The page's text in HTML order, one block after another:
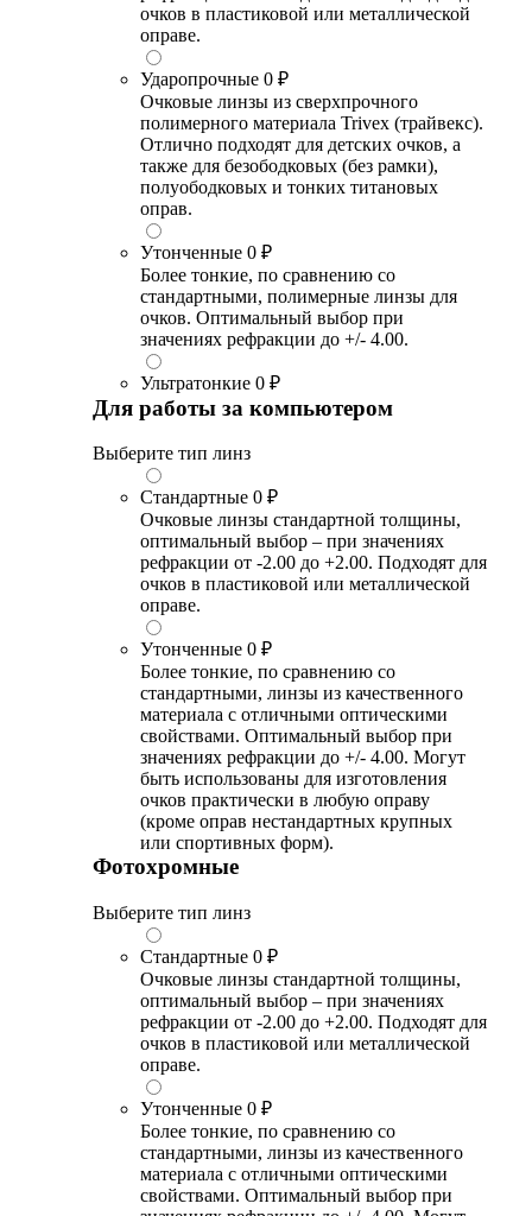
очков в пластиковой или металлической
оправе.
Ударопрочные 0 ₽
Очковые линзы из сверхпрочного
полимерного материала Trivex (трайвекс).
Отлично подходят для детских очков, а
также для безободковых (без рамки),
полуободковых и тонких титановых
оправ.
Утонченные 0 ₽
Более тонкие, по сравнению со
стандартными, полимерные линзы для
очков. Оптимальный выбор при
значениях рефракции до +/- 4.00.
Ультратонкие 0 ₽
Для работы за компьютером
Выберите тип линз
Стандартные 0 ₽
Очковые линзы стандартной толщины,
оптимальный выбор – при значениях
рефракции от -2.00 до +2.00. Подходят для
очков в пластиковой или металлической
оправе.
Утонченные 0 ₽
Более тонкие, по сравнению со
стандартными, линзы из качественного
материала с отличными оптическими
свойствами. Оптимальный выбор при
значениях рефракции до +/- 4.00. Могут
быть использованы для изготовления
очков практически в любую оправу
(кроме оправ нестандартных крупных
или спортивных форм).
Фотохромные
Выберите тип линз
Стандартные 0 ₽
Очковые линзы стандартной толщины,
оптимальный выбор – при значениях
рефракции от -2.00 до +2.00. Подходят для
очков в пластиковой или металлической
оправе.
Утонченные 0 ₽
Более тонкие, по сравнению со
стандартными, линзы из качественного
материала с отличными оптическими
свойствами. Оптимальный выбор при